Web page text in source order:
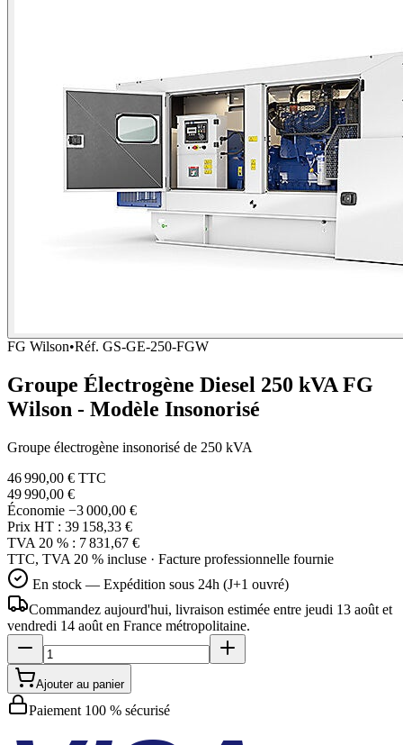
FG Wilson•Réf. GS-GE-250-FGW
Groupe Électrogène Diesel 250 kVA FG
Wilson - Modèle Insonorisé
Groupe électrogène insonorisé de 250 kVA
46 990,00 € TTC
49 990,00 €
Économie −3 000,00 €
Prix HT : 39 158,33 €
TVA 20 % : 7 831,67 €
TTC, TVA 20 % incluse · Facture professionnelle fournie
En stock — Expédition sous 24h (J+1 ouvré)
Commandez aujourd'hui, livraison estimée entre jeudi 13 août et
vendredi 14 août en France métropolitaine.
Ajouter au panier
Paiement 100 % sécurisé